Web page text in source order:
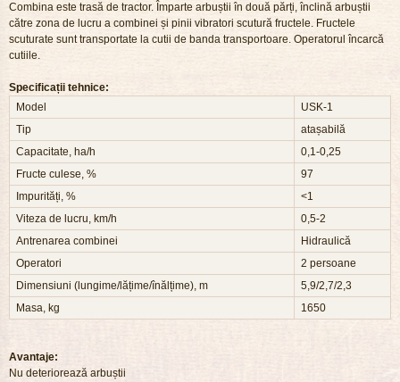
Combina este trasă de tractor. Împarte arbuștii în două părți, înclină arbuștii
către zona de lucru a combinei și pinii vibratori scutură fructele. Fructele
scuturate sunt transportate la cutii de banda transportoare. Operatorul încarcă
cutiile.
Specificații tehnice:
Model
USK-1
Tip
atașabilă
Capacitate, ha/h
0,1-0,25
Fructe culese, %
97
Impurități, %
<1
Viteza de lucru, km/h
0,5-2
Antrenarea combinei
Hidraulică
Operatori
2 persoane
Dimensiuni (lungime/lățime/înălțime), m
5,9/2,7/2,3
Masa, kg
1650
Avantaje:
Nu deteriorează arbuștii